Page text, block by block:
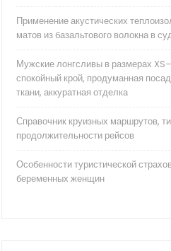
Применение акустических
матов из базальтового волокна в
Мужские лонгсливы в размерах
спокойный крой, продуманная
ткани, аккуратная отделка
Справочник круизных маршрутов,
продолжительности рейсов
Особенности туристической
беременных женщин